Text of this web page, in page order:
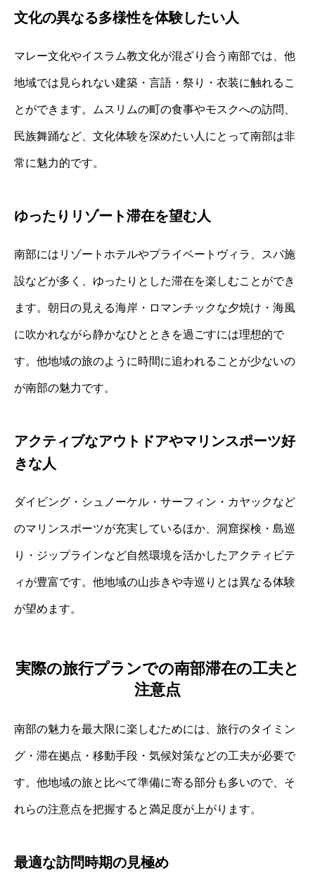
文化の異なる多様性を体験したい人
マレー文化やイスラム教文化が混ざり合う南部では、他
地域では見られない建築・言語・祭り・衣装に触れるこ
とができます。ムスリムの町の食事やモスクへの訪問、
民族舞踊など、文化体験を深めたい人にとって南部は非
常に魅力的です。
ゆったりリゾート滞在を望む人
南部にはリゾートホテルやプライベートヴィラ、スパ施
設などが多く、ゆったりとした滞在を楽しむことができ
ます。朝日の見える海岸・ロマンチックな夕焼け・海風
に吹かれながら静かなひとときを過ごすには理想的で
す。他地域の旅のように時間に追われることが少ないの
が南部の魅力です。
アクティブなアウトドアやマリンスポーツ好
きな人
ダイビング・シュノーケル・サーフィン・カヤックなど
のマリンスポーツが充実しているほか、洞窟探検・島巡
り・ジップラインなど自然環境を活かしたアクティビテ
ィが豊富です。他地域の山歩きや寺巡りとは異なる体験
が望めます。
実際の旅行プランでの南部滞在の工夫と
注意点
南部の魅力を最大限に楽しむためには、旅行のタイミン
グ・滞在拠点・移動手段・気候対策などの工夫が必要で
す。他地域の旅と比べて準備に寄る部分も多いので、そ
れらの注意点を把握すると満足度が上がります。
最適な訪問時期の見極め